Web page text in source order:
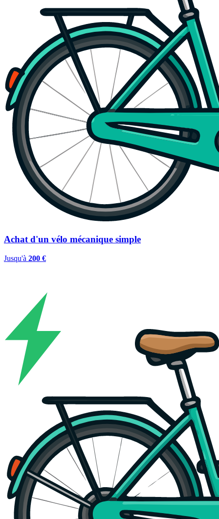
Achat d'un vélo mécanique simple
Jusqu'à 200 €